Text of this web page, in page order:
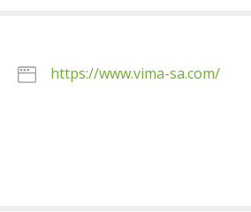
https://www.vima-sa.com/